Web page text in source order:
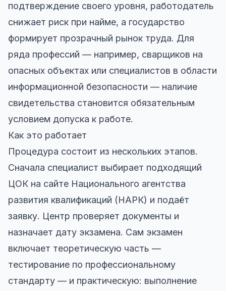
подтверждение своего уровня, работодатель
снижает риск при найме, а государство
формирует прозрачный рынок труда. Для
ряда профессий — например, сварщиков на
опасных объектах или специалистов в области
информационной безопасности — наличие
свидетельства становится обязательным
условием допуска к работе.
Как это работает
Процедура состоит из нескольких этапов.
Сначала специалист выбирает подходящий
ЦОК на сайте Национального агентства
развития квалификаций (НАРК) и подаёт
заявку. Центр проверяет документы и
назначает дату экзамена. Сам экзамен
включает теоретическую часть —
тестирование по профессиональному
стандарту — и практическую: выполнение